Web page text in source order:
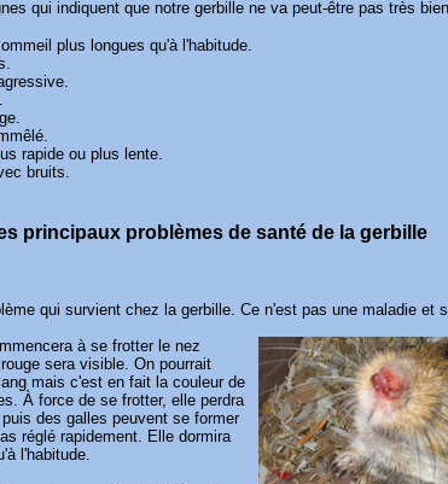
qui indiquent que notre gerbille ne va peut-être pas très
plus longues qu'à l'habitude.
rapide ou plus lente.
bruits.
principaux problèmes de santé de la gerbille
qui survient chez la gerbille. Ce n'est pas une maladie et
à se frotter le nez
sera visible. On pourrait
mais c'est en fait la couleur de
À force de se frotter, elle perdra
des galles peuvent se former
réglé rapidement. Elle dormira
l'habitude.